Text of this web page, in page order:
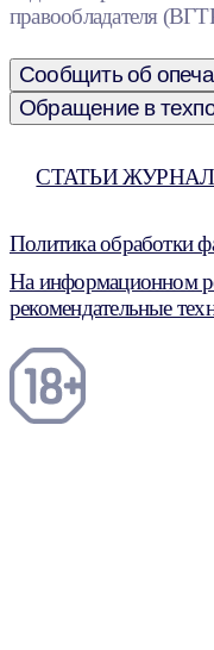
правообладателя
Сообщить об
Обращение в
СТАТЬИ
Политика обработки
На информационном
рекомендательные